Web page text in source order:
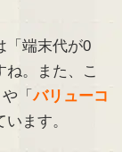
「端末代が0
ね。また、こ
や「バリューコ
ます。